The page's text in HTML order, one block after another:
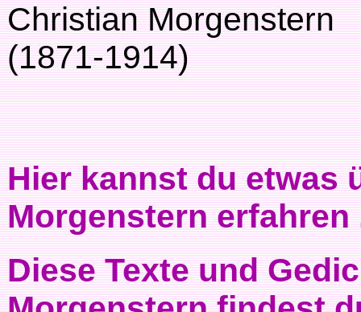
Christian Morgenstern
(1871-1914)
Hier kannst du etwas
Morgenstern erfahren
Diese Texte und